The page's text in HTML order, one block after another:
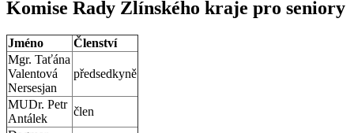
Komise Rady Zlínského kraje pro seniory
Jméno
Členství
Mgr. Taťána
Valentová
Nersesjan
předsedkyně
MUDr. Petr
Antálek
člen